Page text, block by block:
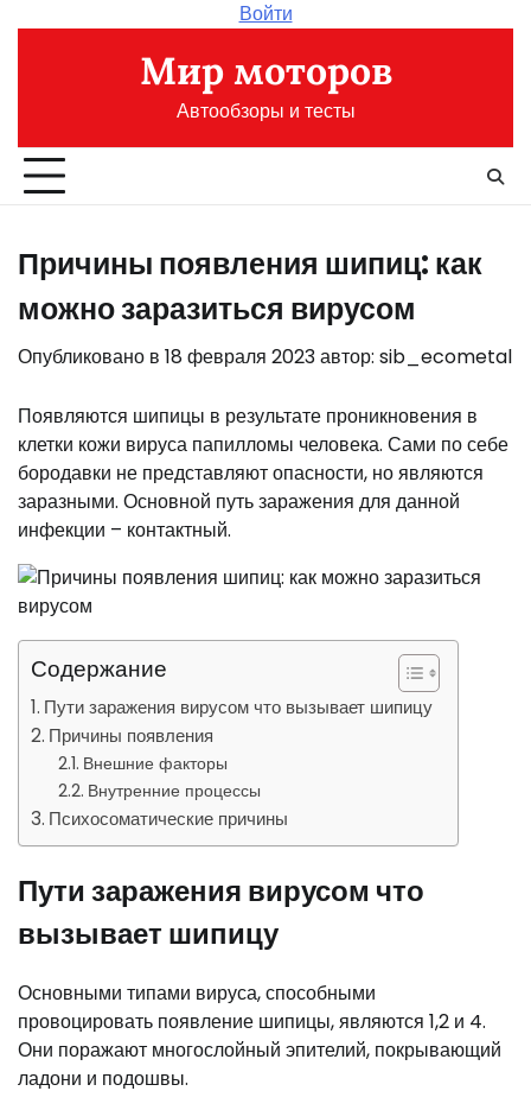
Войти
Мир моторов
Автообзоры и тесты
Причины появления шипиц: как
можно заразиться вирусом
Опубликовано в 18 февраля 2023автор: sib_ecometal
Появляются шипицы в результате проникновения в
клетки кожи вируса папилломы человека. Сами по себе
бородавки не представляют опасности, но являются
заразными. Основной путь заражения для данной
инфекции – контактный.
Содержание
Пути заражения вирусом что вызывает шипицу
Причины появления
Внешние факторы
Внутренние процессы
Психосоматические причины
Пути заражения вирусом что
вызывает шипицу
Основными типами вируса, способными
провоцировать появление шипицы, являются 1,2 и 4.
Они поражают многослойный эпителий, покрывающий
ладони и подошвы.